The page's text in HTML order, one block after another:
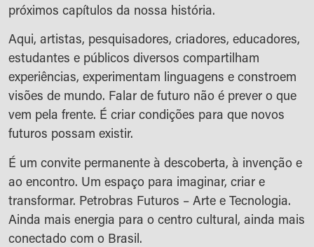
próximos capítulos da nossa história.
Aqui, artistas, pesquisadores, criadores, educadores,
estudantes e públicos diversos compartilham
experiências, experimentam linguagens e constroem
visões de mundo. Falar de futuro não é prever o que
vem pela frente. É criar condições para que novos
futuros possam existir.
É um convite permanente à descoberta, à invenção e
ao encontro. Um espaço para imaginar, criar e
transformar. Petrobras Futuros – Arte e Tecnologia.
Ainda mais energia para o centro cultural, ainda mais
conectado com o Brasil.